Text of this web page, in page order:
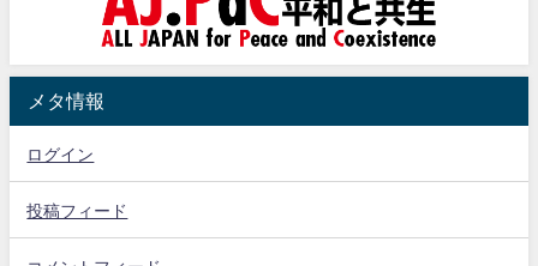
メタ情報
ログイン
投稿フィード